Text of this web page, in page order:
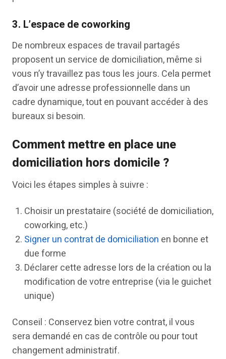
3. L’espace de coworking
De nombreux espaces de travail partagés
proposent un service de domiciliation, même si
vous n’y travaillez pas tous les jours. Cela permet
d’avoir une adresse professionnelle dans un
cadre dynamique, tout en pouvant accéder à des
bureaux si besoin.
Comment mettre en place une
domiciliation hors domicile ?
Voici les étapes simples à suivre :
Choisir un prestataire (société de domiciliation,
coworking, etc.)
Signer un contrat de domiciliation en bonne et
due forme
Déclarer cette adresse lors de la création ou la
modification de votre entreprise (via le guichet
unique)
Conseil : Conservez bien votre contrat, il vous
sera demandé en cas de contrôle ou pour tout
changement administratif.